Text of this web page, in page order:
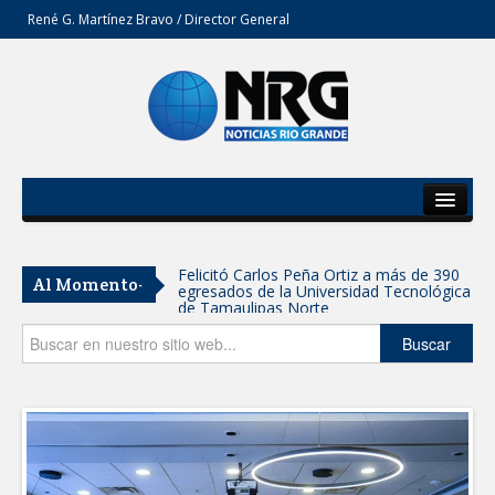
René G. Martínez Bravo / Director General
Del Estado
Secciones
Opinión
Al Momento- Felicitó Carlos Peña Ortiz a más de 390
egresados de la Universidad Tecnológica
de Tamaulipas Norte
GOBIERNO DE CARMEN LILIA
GARANTIZAR UN MEJOR SERVICIO DE
AGUA POTABLE
Facilita DIF Tamaulipas trámite de
credencial y placas de circulación para
personas con discapacidad
Buscar